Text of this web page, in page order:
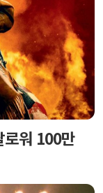
로워 100만